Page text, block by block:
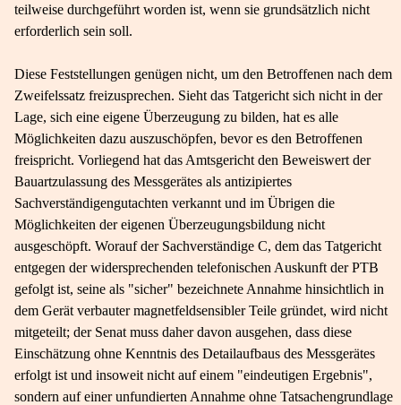
teilweise durchgeführt worden ist, wenn sie grundsätzlich nicht
erforderlich sein soll.
Diese Feststellungen genügen nicht, um den Betroffenen nach dem
Zweifelssatz freizusprechen. Sieht das Tatgericht sich nicht in der
Lage, sich eine eigene Überzeugung zu bilden, hat es alle
Möglichkeiten dazu auszuschöpfen, bevor es den Betroffenen
freispricht. Vorliegend hat das Amtsgericht den Beweiswert der
Bauartzulassung des Messgerätes als antizipiertes
Sachverständigengutachten verkannt und im Übrigen die
Möglichkeiten der eigenen Überzeugungsbildung nicht
ausgeschöpft. Worauf der Sachverständige C, dem das Tatgericht
entgegen der widersprechenden telefonischen Auskunft der PTB
gefolgt ist, seine als "sicher" bezeichnete Annahme hinsichtlich in
dem Gerät verbauter magnetfeldsensibler Teile gründet, wird nicht
mitgeteilt; der Senat muss daher davon ausgehen, dass diese
Einschätzung ohne Kenntnis des Detailaufbaus des Messgerätes
erfolgt ist und insoweit nicht auf einem "eindeutigen Ergebnis",
sondern auf einer unfundierten Annahme ohne Tatsachengrundlage